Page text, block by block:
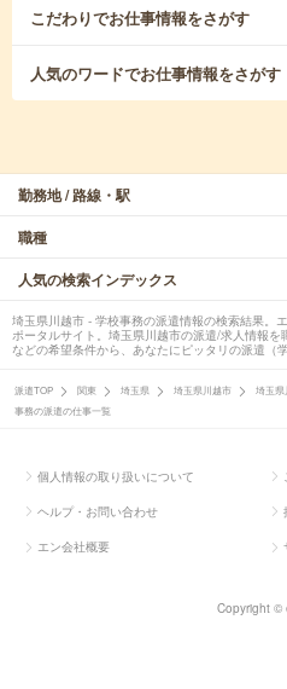
こだわりでお仕事情報をさがす
人気のワードでお仕事情報をさがす
勤務地 / 路線・駅
職種
人気の検索インデックス
埼玉県川越市 - 学校事務の派遣情報の検索結果。
ポータルサイト。埼玉県川越市の派遣/求人情報
などの希望条件から、あなたにピッタリの派遣（
派遣TOP 関東 埼玉県 埼玉県川越市 埼玉県
事務の派遣の仕事一覧
個人情報の取り扱いについて
ヘルプ・お問い合わせ
エン会社概要
Copyright ©